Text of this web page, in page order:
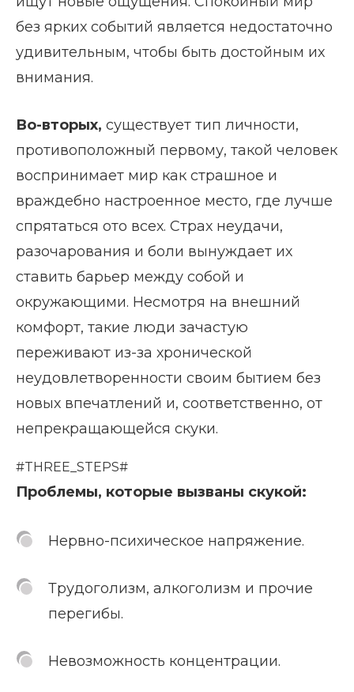
без ярких событий является недостаточно
удивительным, чтобы быть достойным их
внимания.
Во-вторых, существует тип личности,
противоположный первому, такой человек
воспринимает мир как страшное и
враждебно настроенное место, где лучше
спрятаться ото всех. Страх неудачи,
разочарования и боли вынуждает их
ставить барьер между собой и
окружающими. Несмотря на внешний
комфорт, такие люди зачастую
переживают из-за хронической
неудовлетворенности своим бытием без
новых впечатлений и, соответственно, от
непрекращающейся скуки.
#THREE_STEPS#
Проблемы, которые вызваны скукой:
Нервно-психическое напряжение.
Трудоголизм, алкоголизм и прочие
перегибы.
Невозможность концентрации.